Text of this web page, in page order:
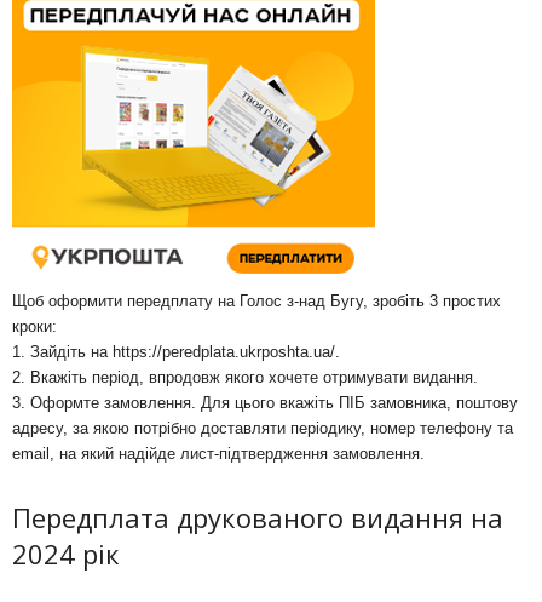
Щоб оформити передплату на Голос з-над Бугу, зробіть 3 простих
кроки:
1. Зайдіть на https://peredplata.ukrposhta.ua/
2. Вкажіть період, впродовж якого хочете отримувати видання.
3. Оформте замовлення. Для цього вкажіть ПІБ замовника, поштову
адресу, за якою потрібно доставляти періодику, номер телефону та
email, на який надійде лист-підтвердження замовлення.
Передплата друкованого видання на
2024 рік